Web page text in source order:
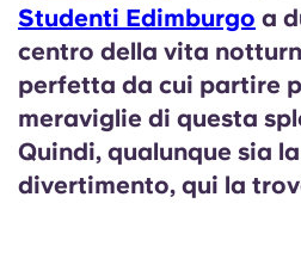
Studenti Edimburgo a
centro della vita
perfetta da cui partire
meraviglie di questa
Quindi, qualunque sia
divertimento, qui la